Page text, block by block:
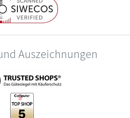
Auszeichnungen